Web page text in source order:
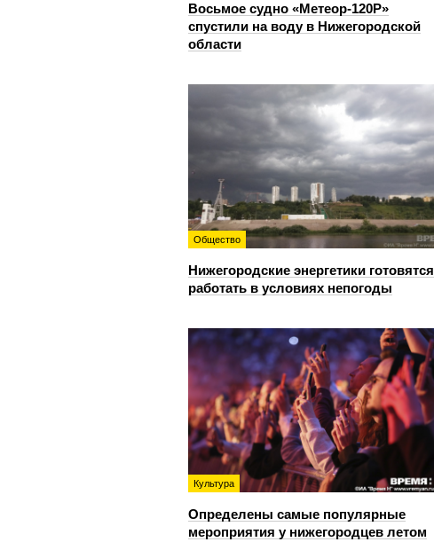
Восьмое судно «Метеор-120Р»
спустили на воду в Нижегородской
области
Общество
Нижегородские энергетики готовятся
работать в условиях непогоды
Культура
Определены самые популярные
мероприятия у нижегородцев летом